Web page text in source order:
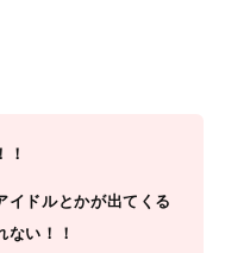
！
イドルとかが出てくる
ない！！